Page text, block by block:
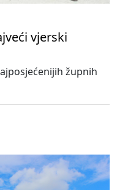
vjerski
župnih